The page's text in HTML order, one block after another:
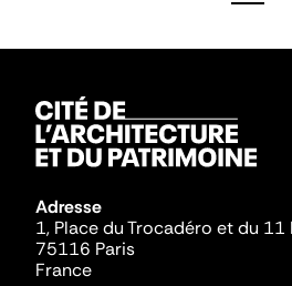
Adresse
1, Place du Trocadéro et du 11
75116 Paris
France